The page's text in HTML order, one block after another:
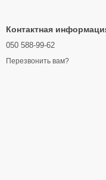
Контактная
050 588-99-62
Перезвонить вам?